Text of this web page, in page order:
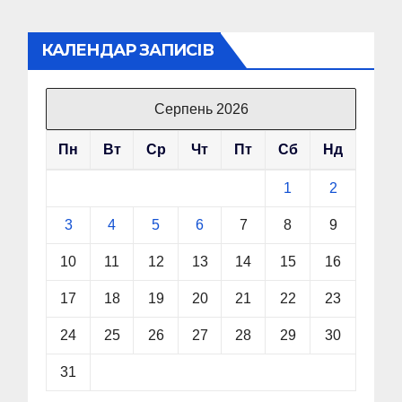
КАЛЕНДАР ЗАПИСІВ
Серпень 2026
Пн Вт Ср Чт Пт Сб Нд
1 2
3 4 5 6 7 8 9
10 11 12 13 14 15 16
17 18 19 20 21 22 23
24 25 26 27 28 29 30
31